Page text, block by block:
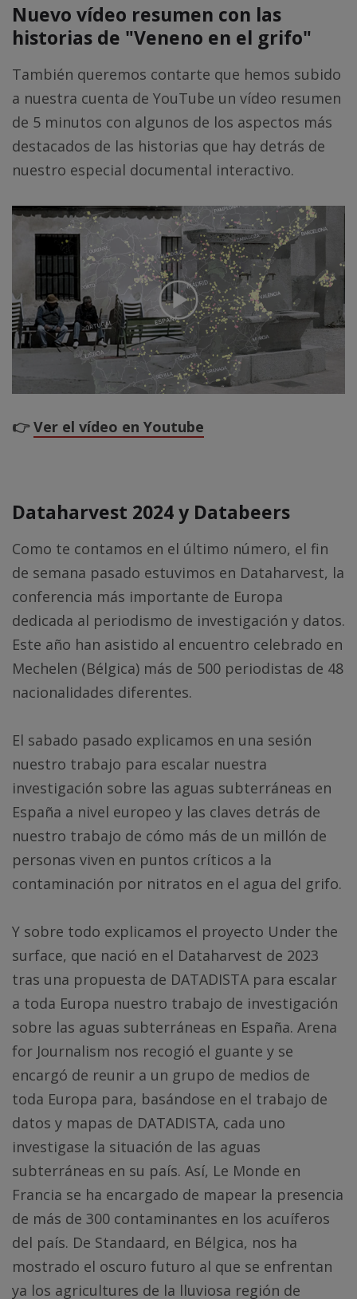
Nuevo vídeo resumen con las
historias de "Veneno en el grifo"
También queremos contarte que hemos subido
a nuestra cuenta de YouTube un vídeo resumen
de 5 minutos con algunos de los aspectos más
destacados de las historias que hay detrás de
nuestro especial documental interactivo.
👉 Ver el vídeo en Youtube
Dataharvest 2024 y Databeers
Como te contamos en el último número, el fin
de semana pasado estuvimos en Dataharvest, la
conferencia más importante de Europa
dedicada al periodismo de investigación y datos.
Este año han asistido al encuentro celebrado en
Mechelen (Bélgica) más de 500 periodistas de 48
nacionalidades diferentes.
El sabado pasado explicamos en una sesión
nuestro trabajo para escalar nuestra
investigación sobre las aguas subterráneas en
España a nivel europeo y las claves detrás de
nuestro trabajo de cómo más de un millón de
personas viven en puntos críticos a la
contaminación por nitratos en el agua del grifo.
Y sobre todo explicamos el proyecto Under the
surface, que nació en el Dataharvest de 2023
tras una propuesta de DATADISTA para escalar
a toda Europa nuestro trabajo de investigación
sobre las aguas subterráneas en España. Arena
for Journalism nos recogió el guante y se
encargó de reunir a un grupo de medios de
toda Europa para, basándose en el trabajo de
datos y mapas de DATADISTA, cada uno
investigase la situación de las aguas
subterráneas en su país. Así, Le Monde en
Francia se ha encargado de mapear la presencia
de más de 300 contaminantes en los acuíferos
del país. De Standaard, en Bélgica, nos ha
mostrado el oscuro futuro al que se enfrentan
ya los agricultures de la lluviosa región de